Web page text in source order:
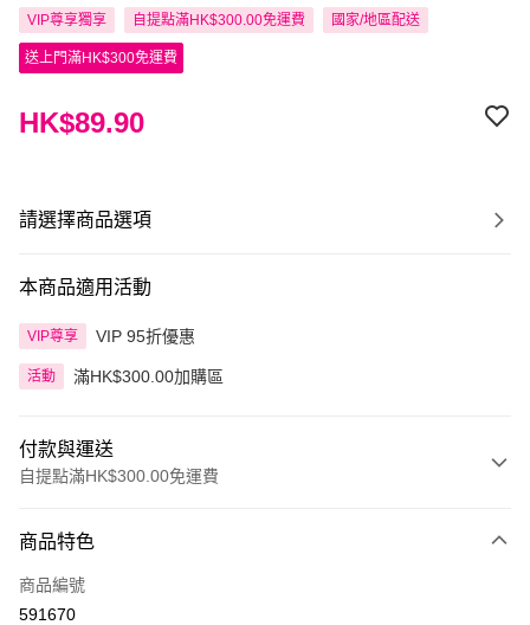
VIP尊享獨享 自提點滿HK$300.00免運費 國家/地區配送
送上門滿HK$300免運費
HK$89.90
請選擇商品選項
本商品適用活動
VIP尊享 VIP 95折優惠
活動 滿HK$300.00加購區
付款與運送
自提點滿HK$300.00免運費
信用卡
Apple Pay
商品特色
商品編號
591670